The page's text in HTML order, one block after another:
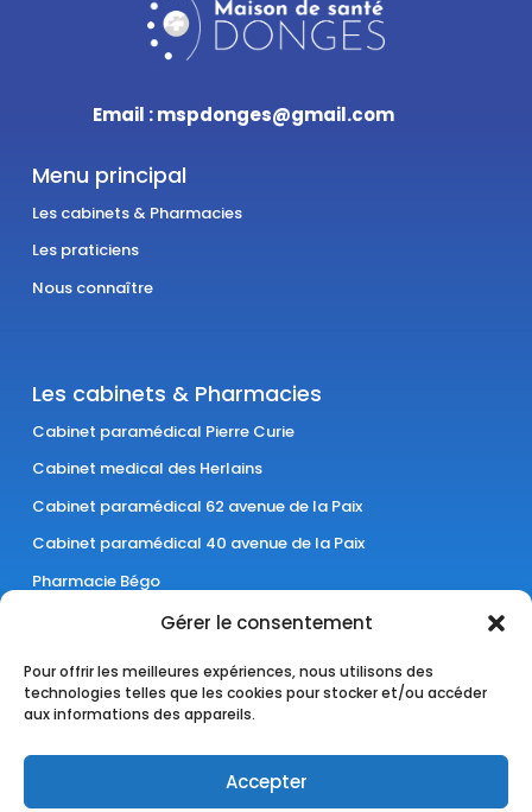
Gérer le consentement
Pour offrir les meilleures expériences, nous utilisons des
technologies telles que les cookies pour stocker et/ou accéder
aux informations des appareils.
Accepter
Email : mspdonges@gmail.com
Menu principal
Les cabinets & Pharmacies
Les praticiens
Nous connaître
Les cabinets & Pharmacies
Cabinet paramédical Pierre Curie
Cabinet medical des Herlains
Cabinet paramédical 62 avenue de la Paix
Cabinet paramédical 40 avenue de la Paix
Pharmacie Bégo
Pharmacie Lelièvre